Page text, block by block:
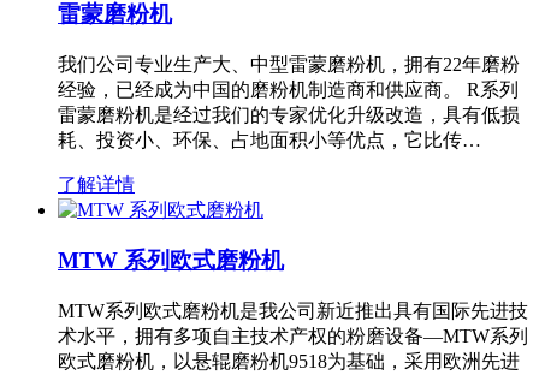
雷蒙磨粉机
我们公司专业生产大、中型雷蒙磨粉机，拥有22年磨粉
经验，已经成为中国的磨粉机制造商和供应商。 R系列
雷蒙磨粉机是经过我们的专家优化升级改造，具有低损
耗、投资小、环保、占地面积小等优点，它比传…
了解详情
MTW 系列欧式磨粉机
MTW系列欧式磨粉机是我公司新近推出具有国际先进技
术水平，拥有多项自主技术产权的粉磨设备—MTW系列
欧式磨粉机，以悬辊磨粉机9518为基础，采用欧洲先进